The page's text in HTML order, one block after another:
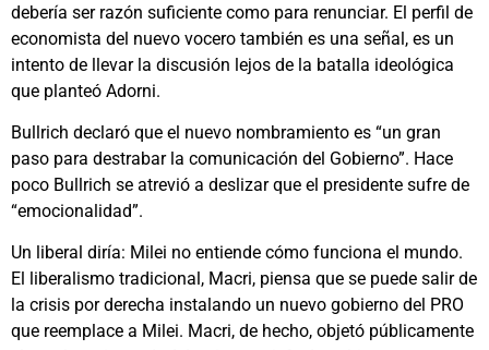
debería ser razón suficiente como para renunciar. El perfil de
economista del nuevo vocero también es una señal, es un
intento de llevar la discusión lejos de la batalla ideológica
que planteó Adorni.
Bullrich declaró que el nuevo nombramiento es “un gran
paso para destrabar la comunicación del Gobierno”. Hace
poco Bullrich se atrevió a deslizar que el presidente sufre de
“emocionalidad”.
Un liberal diría: Milei no entiende cómo funciona el mundo.
El liberalismo tradicional, Macri, piensa que se puede salir de
la crisis por derecha instalando un nuevo gobierno del PRO
que reemplace a Milei. Macri, de hecho, objetó públicamente